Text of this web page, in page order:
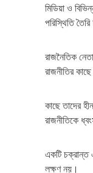
মিডিয়া ও
পরিস্থিতি
রাজনৈতিক
রাজনীতির
কাছে তাদের
রাজনীতিকে
একটি চক্রান্ত
লক্ষণ নয়।